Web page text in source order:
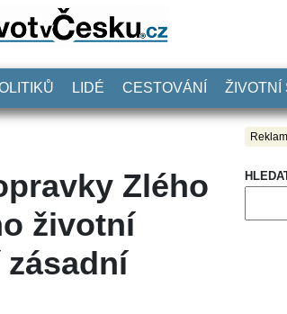
LIDÉ CESTOVÁNÍ ŽIVOTNÍ
Zlého
životní